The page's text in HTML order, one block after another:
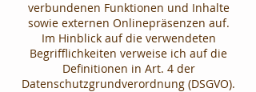
verbundenen Funktionen und Inhalte
sowie externen Onlinepräsenzen auf.
Im Hinblick auf die verwendeten
Begrifflichkeiten verweise ich auf die
Definitionen in Art. 4 der
Datenschutzgrundverordnung (DSGVO).